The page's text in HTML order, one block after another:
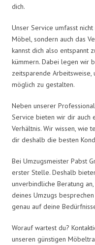
dich.
Unser Service umfasst
Möbel, sondern auch das
kannst dich also entspannt
kümmern. Dabei legen wir
zeitsparende
möglich zu gestalten.
Neben unserer
Service bieten wir dir auch
Verhältnis. Wir wissen, wie
dir deshalb die besten
Bei Umzugsmeister Pabst
erster Stelle. Deshalb
unverbindliche Beratung
deines Umzugs
genau auf deine
Worauf wartest du?
unseren günstigen